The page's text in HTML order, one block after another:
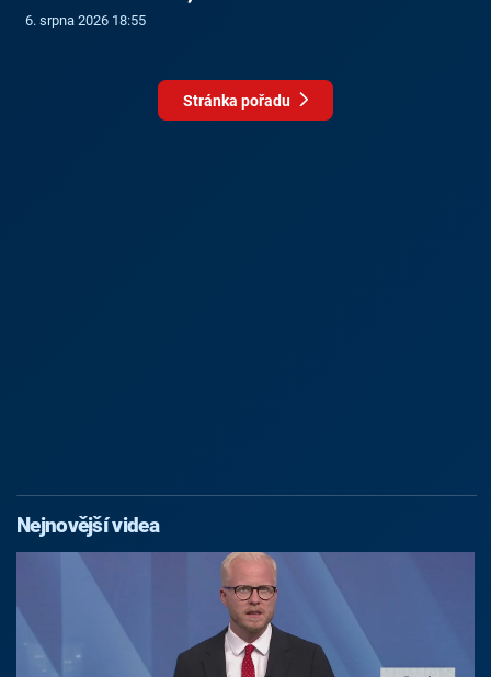
6. srpna 2026 18:55
Stránka pořadu
Nejnovější videa